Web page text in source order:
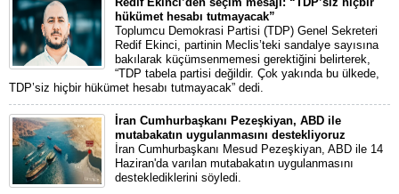
hükümet hesabı tutmayacak”
Toplumcu Demokrasi Partisi (TDP) Genel Sekreteri
Redif Ekinci, partinin Meclis’teki sandalye sayısına
bakılarak küçümsenmemesi gerektiğini belirterek,
“TDP tabela partisi değildir. Çok yakında bu ülkede,
TDP’siz hiçbir hükümet hesabı tutmayacak” dedi.
İran Cumhurbaşkanı Pezeşkiyan, ABD ile
mutabakatın uygulanmasını destekliyoruz
İran Cumhurbaşkanı Mesud Pezeşkiyan, ABD ile 14
Haziran'da varılan mutabakatın uygulanmasını
desteklediklerini söyledi.